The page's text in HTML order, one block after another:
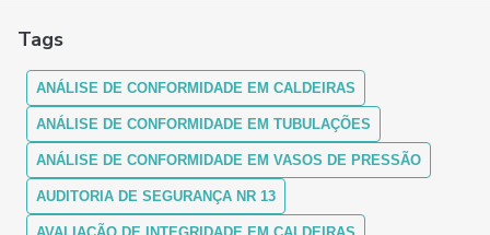
ANÁLISE DE CONFORMIDADE EM CALDEIRAS: COMO
ANÁLISE DE CONFORMIDADE EM CALDEIRAS: ENTENDA A
IMPORTÂNCIA E OS PROCEDIMENTOS
ANÁLISE DE CONFORMIDADE EM CALDEIRAS:
GARANTINDO SEGURANÇA E MÁXIMA EFICIÊNCIA
ANÁLISE DE CONFORMIDADE EM CALDEIRAS: GUIA
Tags
ANÁLISE DE CONFORMIDADE EM CALDEIRAS
ANÁLISE DE CONFORMIDADE EM TUBULAÇÕES
ANÁLISE DE CONFORMIDADE EM VASOS DE PRESSÃO
AUDITORIA DE SEGURANÇA NR 13